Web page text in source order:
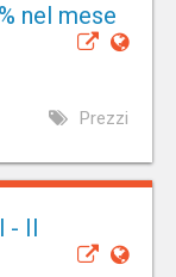
nel mese
Prezzi
- II